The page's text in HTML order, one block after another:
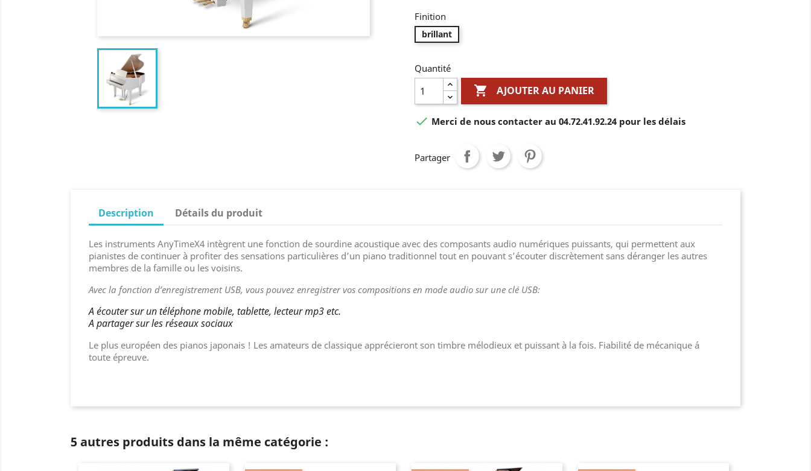
Finition
brillant
Quantité
 AJOUTER AU PANIER
 Merci de nous contacter au 04.72.41.92.24 pour les délais
Partager
Description Détails du produit
Les instruments AnyTimeX4 intègrent une fonction de sourdine acoustique avec des composants audio numériques puissants, qui permettent aux
pianistes de continuer à profiter des sensations particulières d’un piano traditionnel tout en pouvant s’écouter discrètement sans déranger les autres
membres de la famille ou les voisins.
Avec la fonction d’enregistrement USB, vous pouvez enregistrer vos compositions en mode audio sur une clé USB:
A écouter sur un téléphone mobile, tablette, lecteur mp3 etc.
A partager sur les réseaux sociaux
Le plus européen des pianos japonais ! Les amateurs de classique apprécieront son timbre mélodieux et puissant à la fois. Fiabilité de mécanique á
toute épreuve.
5 autres produits dans la même catégorie :